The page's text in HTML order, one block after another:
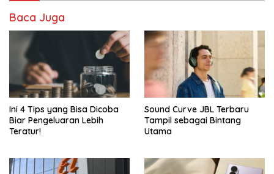
Baca Juga
Ini 4 Tips yang Bisa Dicoba
Biar Pengeluaran Lebih
Teratur!
Sound Curve JBL Terbaru
Tampil sebagai Bintang
Utama